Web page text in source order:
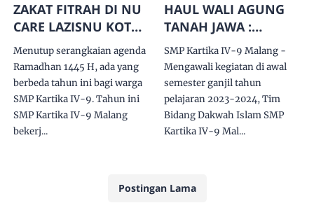
ZAKAT FITRAH DI NU
CARE LAZISNU KOTA
MALANG
Menutup serangkaian agenda
Ramadhan 1445 H, ada yang
berbeda tahun ini bagi warga
SMP Kartika IV-9. Tahun ini
SMP Kartika IV-9 Malang
bekerj...
HAUL WALI AGUNG
TANAH JAWA :
KANJENG SUNAN
KALIJAGA
SMP Kartika IV-9 Malang -
Mengawali kegiatan di awal
semester ganjil tahun
pelajaran 2023-2024, Tim
Bidang Dakwah Islam SMP
Kartika IV-9 Mal...
Postingan Lama